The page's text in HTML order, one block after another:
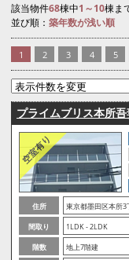
該当物件68棟中1～10棟ま
並び順： 築年数が浅い順
1 2 3 4 5
プライムブリス本所
住所
東京都墨田区本所3
間取り
1LDK - 2LDK
階数
地上7階建